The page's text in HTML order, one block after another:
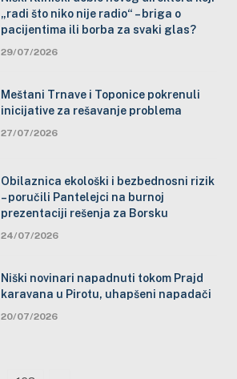
„radi što niko nije radio“ – briga o
pacijentima ili borba za svaki glas?
29/07/2026
Meštani Trnave i Toponice pokrenuli
inicijative za rešavanje problema
27/07/2026
Obilaznica ekološki i bezbednosni rizik
– poručili Pantelejci na burnoj
prezentaciji rešenja za Borsku
24/07/2026
Niški novinari napadnuti tokom Prajd
karavana u Pirotu, uhapšeni napadači
20/07/2026